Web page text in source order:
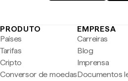
PRODUTO
Países
Tarifas
Cripto
Conversor de moedas
EMPRESA
Carreiras
Blog
Imprensa
Documentos